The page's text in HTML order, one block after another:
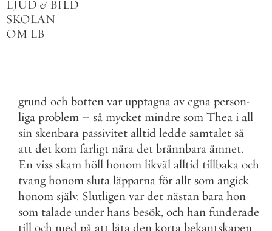
LJUD & BILD
SKOLAN
OM LB
grund och botten var upptagna av egna person-
liga problem – så mycket mindre som Thea i all
sin skenbara passivitet alltid ledde samtalet så
att det kom farligt nära det brännbara ämnet.
En viss skam höll honom likväl alltid tillbaka och
tvang honom sluta läpparna för allt som angick
honom själv. Slutligen var det nästan bara hon
som talade under hans besök, och han funderade
till och med på att låta den korta bekantskapen